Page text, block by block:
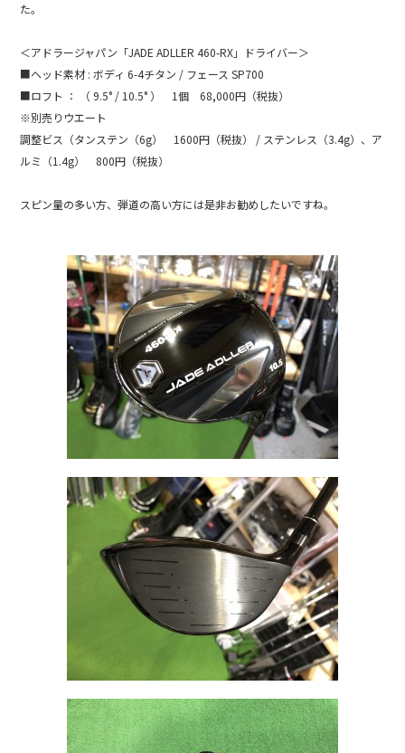
た。
＜アドラージャパン「JADE ADLLER 460-RX」ドライバー＞
■ヘッド素材 : ボディ 6-4チタン / フェース SP700
■ロフト ： （ 9.5° / 10.5° ） 1個 68,000円（税抜）
※別売りウエート
調整ビス（タンステン（6g） 1600円（税抜） / ステンレス（3.4g）、ア
ルミ（1.4g） 800円（税抜）
スピン量の多い方、弾道の高い方には是非お勧めしたいですね。